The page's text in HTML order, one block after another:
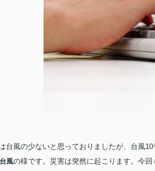
台風の少ないと思っておりましたが、台風
風の様です。災害は突然に起こります。今